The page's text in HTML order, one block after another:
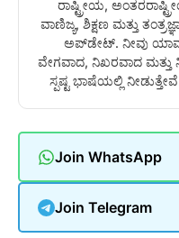
ರಾಷ್ಟ್ರೀಯ,
ವಾಣಿಜ್ಯ, ಶಿಕ್ಷಣ ಮತ್ತು
ಅಪ್‌ಡೇಟ್. ನೀವು
ವೇಗವಾದ, ನಿಖರವಾದ ಮತ್ತು
ಸ್ಪಷ್ಟ ಭಾಷೆಯಲ್ಲಿ
Join WhatsApp
Join Telegram